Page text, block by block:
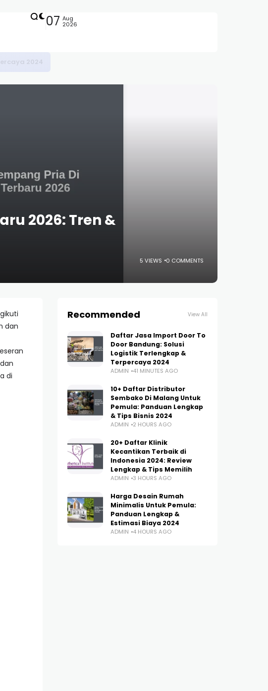
07 Aug
2026
2026: Tren &
5 VIEWS 0 COMMENTS
dan
di
Recommended View All
Daftar Jasa Import Door To
Door Bandung: Solusi
Logistik Terlengkap &
Terpercaya 2024
ADMIN 41 MINUTES AGO
10+ Daftar Distributor
Sembako Di Malang Untuk
Pemula: Panduan Lengkap
& Tips Bisnis 2024
ADMIN 2 HOURS AGO
20+ Daftar Klinik
Kecantikan Terbaik di
Indonesia 2024: Review
Lengkap & Tips Memilih
ADMIN 3 HOURS AGO
Harga Desain Rumah
Minimalis Untuk Pemula:
Panduan Lengkap &
Estimasi Biaya 2024
ADMIN 4 HOURS AGO